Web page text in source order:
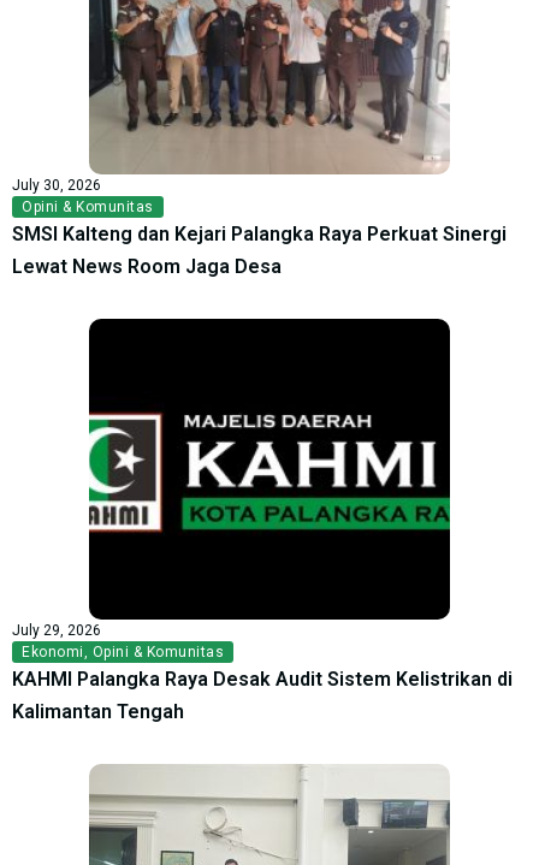
July 30, 2026
Opini & Komunitas
SMSI Kalteng dan Kejari Palangka Raya Perkuat Sinergi
Lewat News Room Jaga Desa
July 29, 2026
Ekonomi, Opini & Komunitas
KAHMI Palangka Raya Desak Audit Sistem Kelistrikan di
Kalimantan Tengah